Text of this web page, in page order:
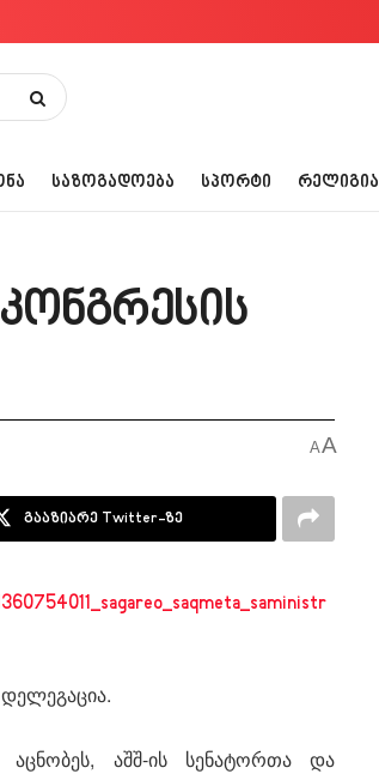
ᲡᲐᲖᲝᲒᲐᲓᲝᲔᲑᲐ ᲡᲞᲝᲠᲢᲘ ᲠᲔᲚᲘᲒᲘᲐ
AA
გააზიარე Twitter-ზე
აშშ-ის სენატორთა და